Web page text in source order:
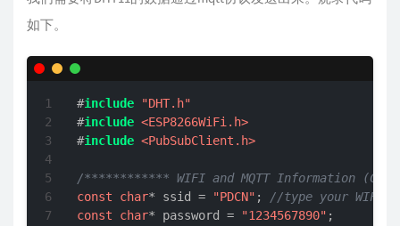
如下。
#include
"DHT.h"
#include <ESP8266WiFi.h>
#include <PubSubClient.h>
/************ WIFI and MQTT Information
const
char* ssid = "PDCN" ; //type your WIFI
const
char* password = "1234567890"